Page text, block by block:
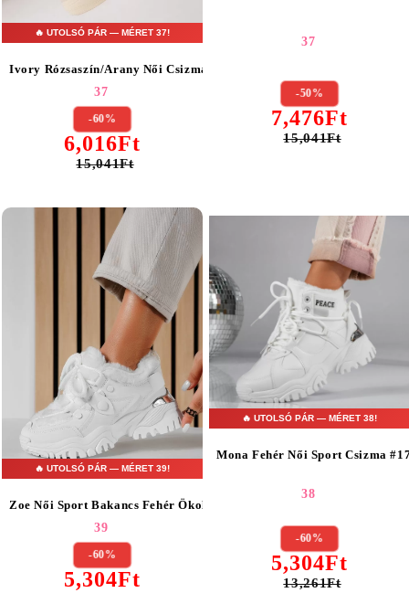
🔥 UTOLSÓ PÁR — MÉRET 37!
Ivory Rózsaszín/Arany Női Csizma #17244
37
-60%
6,016Ft
15,041Ft
37
-50%
7,476Ft
15,041Ft
🔥 UTOLSÓ PÁR — MÉRET 39!
Zoe Női Sport Bakancs Fehér Ökológiai Bőrből #20357
39
-60%
5,304Ft
🔥 UTOLSÓ PÁR — MÉRET 38!
Mona Fehér Női Sport Csizma
38
-60%
5,304Ft
13,261Ft